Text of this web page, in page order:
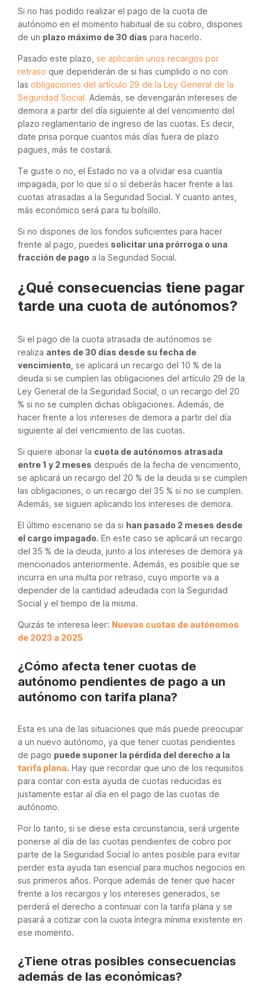
Si no has podido realizar el pago de la cuota de
autónomo en el momento habitual de su cobro, dispones
de un plazo máximo de 30 días para hacerlo.
Pasado este plazo, se aplicarán unos recargos por
retraso que dependerán de si has cumplido o no con
las obligaciones del artículo 29 de la Ley General de la
Seguridad Social. Además, se devengarán intereses de
demora a partir del día siguiente al del vencimiento del
plazo reglamentario de ingreso de las cuotas. Es decir,
date prisa porque cuantos más días fuera de plazo
pagues, más te costará.
Te guste o no, el Estado no va a olvidar esa cuantía
impagada, por lo que sí o sí deberás hacer frente a las
cuotas atrasadas a la Seguridad Social. Y cuanto antes,
más económico será para tu bolsillo.
Si no dispones de los fondos suficientes para hacer
frente al pago, puedes solicitar una prórroga o una
fracción de pago a la Seguridad Social.
¿Qué consecuencias tiene pagar
tarde una cuota de autónomos?
Si el pago de la cuota atrasada de autónomos se
realiza antes de 30 días desde su fecha de
vencimiento, se aplicará un recargo del 10 % de la
deuda si se cumplen las obligaciones del artículo 29 de la
Ley General de la Seguridad Social, o un recargo del 20
% si no se cumplen dichas obligaciones. Además, de
hacer frente a los intereses de demora a partir del día
siguiente al del vencimiento de las cuotas.
Si quiere abonar la cuota de autónomos atrasada
entre 1 y 2 meses después de la fecha de vencimiento,
se aplicará un recargo del 20 % de la deuda si se cumplen
las obligaciones, o un recargo del 35 % si no se cumplen.
Además, se siguen aplicando los intereses de demora.
El último escenario se da si han pasado 2 meses desde
el cargo impagado. En este caso se aplicará un recargo
del 35 % de la deuda, junto a los intereses de demora ya
mencionados anteriormente. Además, es posible que se
incurra en una multa por retraso, cuyo importe va a
depender de la cantidad adeudada con la Seguridad
Social y el tiempo de la misma.
Quizás te interesa leer: Nuevas cuotas de autónomos
de 2023 a 2025
¿Cómo afecta tener cuotas de
autónomo pendientes de pago a un
autónomo con tarifa plana?
Esta es una de las situaciones que más puede preocupar
a un nuevo autónomo, ya que tener cuotas pendientes
de pago puede suponer la pérdida del derecho a la
tarifa plana. Hay que recordar que uno de los requisitos
para contar con esta ayuda de cuotas reducidas es
justamente estar al día en el pago de las cuotas de
autónomo.
Por lo tanto, si se diese esta circunstancia, será urgente
ponerse al día de las cuotas pendientes de cobro por
parte de la Seguridad Social lo antes posible para evitar
perder esta ayuda tan esencial para muchos negocios en
sus primeros años. Porque además de tener que hacer
frente a los recargos y los intereses generados, se
perderá el derecho a continuar con la tarifa plana y se
pasará a cotizar con la cuota íntegra mínima existente en
ese momento.
¿Tiene otras posibles consecuencias
además de las económicas?